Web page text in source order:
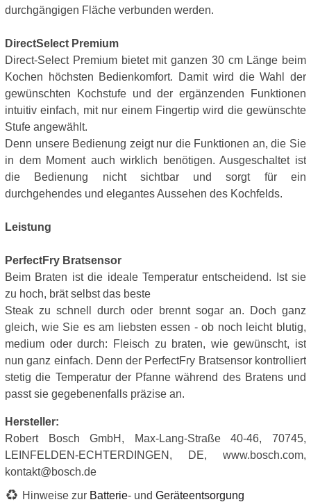
durchgängigen Fläche verbunden werden.
DirectSelect Premium
Direct-Select Premium bietet mit ganzen 30 cm Länge beim
Kochen höchsten Bedienkomfort. Damit wird die Wahl der
gewünschten Kochstufe und der ergänzenden Funktionen
intuitiv einfach, mit nur einem Fingertip wird die gewünschte
Stufe angewählt.
Denn unsere Bedienung zeigt nur die Funktionen an, die Sie
in dem Moment auch wirklich benötigen. Ausgeschaltet ist
die Bedienung nicht sichtbar und sorgt für ein
durchgehendes und elegantes Aussehen des Kochfelds.
Leistung
PerfectFry Bratsensor
Beim Braten ist die ideale Temperatur entscheidend. Ist sie
zu hoch, brät selbst das beste
Steak zu schnell durch oder brennt sogar an. Doch ganz
gleich, wie Sie es am liebsten essen - ob noch leicht blutig,
medium oder durch: Fleisch zu braten, wie gewünscht, ist
nun ganz einfach. Denn der PerfectFry Bratsensor kontrolliert
stetig die Temperatur der Pfanne während des Bratens und
passt sie gegebenenfalls präzise an.
Hersteller:
Robert Bosch GmbH, Max-Lang-Straße 40-46, 70745,
LEINFELDEN-ECHTERDINGEN, DE, www.bosch.com,
kontakt@bosch.de
Hinweise zur Batterie- und Geräteentsorgung